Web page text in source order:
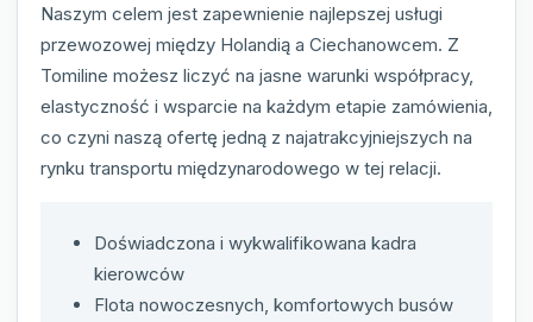
Naszym celem jest zapewnienie najlepszej usługi
przewozowej między Holandią a Ciechanowcem. Z
Tomiline możesz liczyć na jasne warunki współpracy,
elastyczność i wsparcie na każdym etapie zamówienia,
co czyni naszą ofertę jedną z najatrakcyjniejszych na
rynku transportu międzynarodowego w tej relacji.
Doświadczona i wykwalifikowana kadra
kierowców
Flota nowoczesnych, komfortowych busów